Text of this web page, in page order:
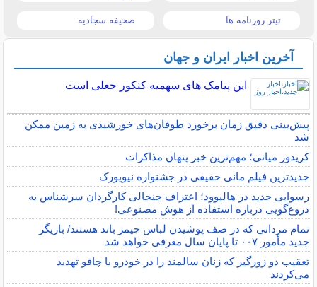
تیتر روزنامه ها صحیفه سجادیه
آخرین اخبار ایران و جهان
این پیامک های سهمیه کنکور جعلی است
پیش‌بینی دقیق زمان برخورد طوفان‌های خورشیدی به زمین ممکن
شد
کریدور میانی؛ مهم‌ترین خبر پنهان مذاکرات
جدیدترین فیلم مانی حقیقی در جشنواره نیویورک
رسوایی جدید در هالیوود؛ اعتراف جنجالی کارگردان سرشناس به
دروغ‌گویی درباره استفاده از هوش مصنوعی!
تمام مردانی که در صف پوشیدن لباس جیمز باند هستند/ بازیگر
جدید مأمور ۰۰۷ تا پایان سال معرفی خواهد شد
تعقیب دو زورگیر که زنان سالمند را در خودرو با چاقو تهدید
می‌کردند